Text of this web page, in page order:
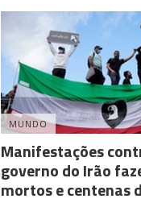
MUNDO
Manifestações
governo do Irão
mortos e centenas